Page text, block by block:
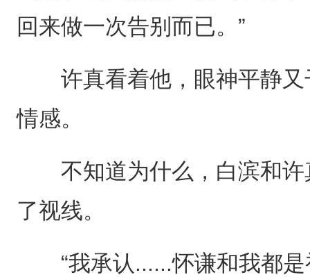
回来做一次告别而已。”
许真看着他，眼神平静又
情感。
不知道为什么，白滨和许
了视线。
“我承认......怀谦和我都是